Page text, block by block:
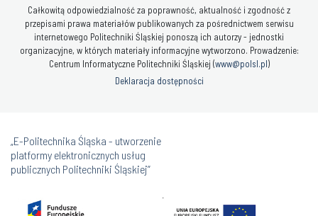
Całkowitą odpowiedzialność za poprawność, aktualność i zgodność z
przepisami prawa materiałów publikowanych za pośrednictwem serwisu
internetowego Politechniki Śląskiej ponoszą ich autorzy - jednostki
organizacyjne, w których materiały informacyjne wytworzono. Prowadzenie:
Centrum Informatyczne Politechniki Śląskiej (www@polsl.pl)
Deklaracja dostępności
„E-Politechnika Śląska - utworzenie
platformy elektronicznych usług
publicznych Politechniki Śląskiej”